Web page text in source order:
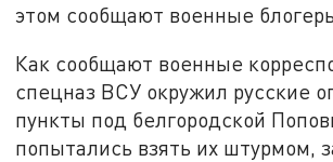
этом сообщают военные
Как сообщают военные
спецназ ВСУ окружил русские
пункты под белгородской
попытались взять их штурмом,